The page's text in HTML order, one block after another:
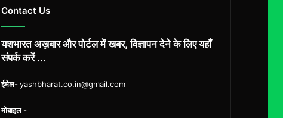
Contact Us
यशभारत अख़बार और पोर्टल में खबर, विज्ञापन देने के लिए यहाँ
संपर्क करें ...
ईमेल-yashbharat.co.in@gmail.com
मोबाइल -